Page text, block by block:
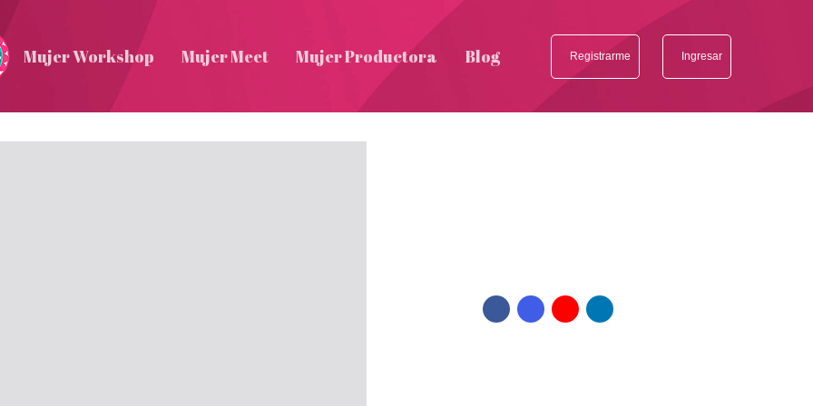
Mujer Workshop Mujer Meet Mujer Productora Blog Registrarme Ingresar